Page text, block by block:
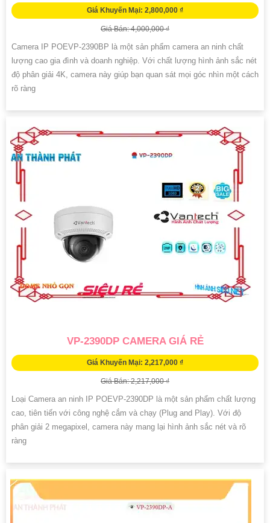
Giá Khuyến Mại: 2,800,000 ₫
Giá Bán: 4,000,000 ₫
Camera IP POEVP-2390BP là một sản phẩm camera an ninh chất
lượng cao gia đình và doanh nghiệp. Với chất lượng hình ảnh sắc nét
độ phân giải 4K, camera này giúp bạn quan sát mọi góc nhìn một cách
rõ ràng
VP-2390DP CAMERA GIÁ RẺ
Giá Khuyến Mại: 2,217,000 ₫
Giá Bán: 2,217,000 ₫
Loại Camera an ninh IP POEVP-2390DP là một sản phẩm chất lượng
cao, tiên tiến với công nghệ cắm và chạy (Plug and Play). Với độ
phân giải 2 megapixel, camera này mang lại hình ảnh sắc nét và rõ
ràng